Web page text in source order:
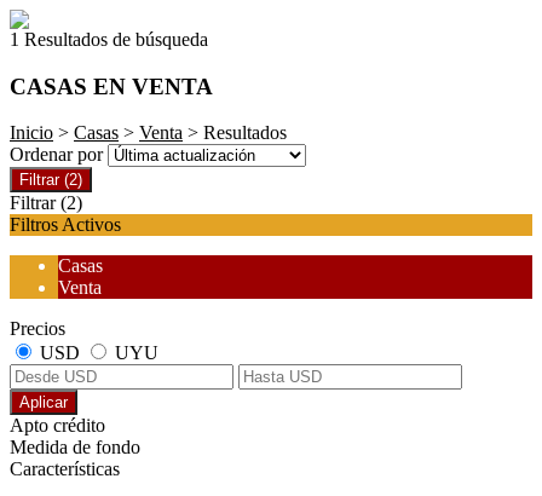
1 Resultados de búsqueda
CASAS EN VENTA
Inicio > Casas > Venta > Resultados
Ordenar por
Filtrar (2)
Filtrar (2)
Filtros Activos
Casas
Venta
Precios
USD
UYU
Aplicar
Apto crédito
Medida de fondo
Características